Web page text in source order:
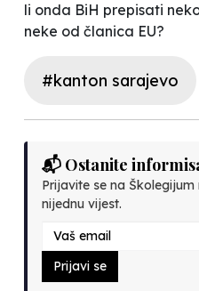
li onda BiH prepisati
neke od članica EU?
#kanton sarajevo
📬 Ostanite
Prijavite se na
nijednu vijest.
Prijavi se